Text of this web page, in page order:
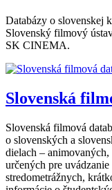
Databázy o slovenskej
Slovenský filmový
SK CINEMA.
Slovenská
Slovenská filmová
o slovenských a
dielach –
určených pre
stredometrážnych,